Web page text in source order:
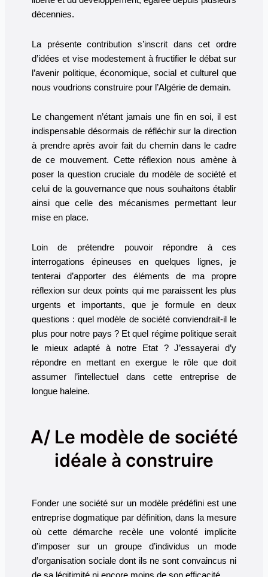
décennies.
La présente contribution s’inscrit dans cet ordre
d’idées et vise modestement à fructifier le débat sur
l’avenir politique, économique, social et culturel que
nous voudrions construire pour l’Algérie de demain.
Le changement n’étant jamais une fin en soi, il est
indispensable désormais de réfléchir sur la direction
à prendre après avoir fait du chemin dans le cadre
de ce mouvement. Cette réflexion nous amène à
poser la question cruciale du modèle de société et
celui de la gouvernance que nous souhaitons établir
ainsi que celle des mécanismes permettant leur
mise en place.
Loin de prétendre pouvoir répondre à ces
interrogations épineuses en quelques lignes, je
tenterai d’apporter des éléments de ma propre
réflexion sur deux points qui me paraissent les plus
urgents et importants, que je formule en deux
questions : quel modèle de société conviendrait-il le
plus pour notre pays ? Et quel régime politique serait
le mieux adapté à notre Etat ? J’essayerai d’y
répondre en mettant en exergue le rôle que doit
assumer l’intellectuel dans cette entreprise de
longue haleine.
A/ Le modèle de société
idéale à construire
Fonder une société sur un modèle prédéfini est une
entreprise dogmatique par définition, dans la mesure
où cette démarche recèle une volonté implicite
d’imposer sur un groupe d’individus un mode
d’organisation sociale dont ils ne sont convaincus ni